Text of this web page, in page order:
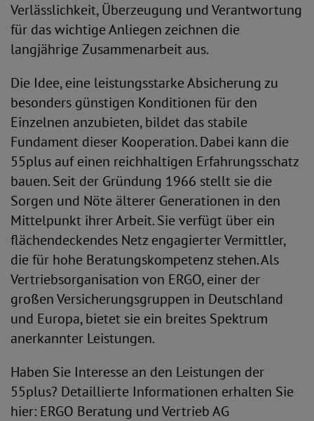
Verlässlichkeit, Überzeugung und Verantwortung
für das wichtige Anliegen zeichnen die
langjährige Zusammenarbeit aus.
Die Idee, eine leistungsstarke Absicherung zu
besonders günstigen Konditionen für den
Einzelnen anzubieten, bildet das stabile
Fundament dieser Kooperation. Dabei kann die
55plus auf einen reichhaltigen Erfahrungsschatz
bauen. Seit der Gründung 1966 stellt sie die
Sorgen und Nöte älterer Generationen in den
Mittelpunkt ihrer Arbeit. Sie verfügt über ein
flächendeckendes Netz engagierter Vermittler,
die für hohe Beratungskompetenz stehen. Als
Vertriebsorganisation von ERGO, einer der
großen Versicherungsgruppen in Deutschland
und Europa, bietet sie ein breites Spektrum
anerkannter Leistungen.
Haben Sie Interesse an den Leistungen der
55plus? Detaillierte Informationen erhalten Sie
hier: ERGO Beratung und Vertrieb AG